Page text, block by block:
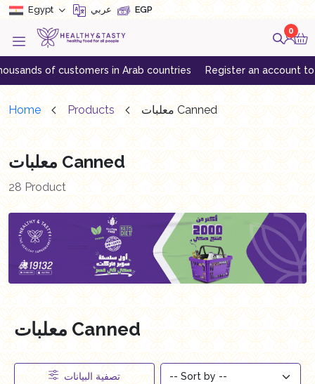
Egypt عربي EGP
0
in Arab countries Register an account to get
Home Products معلبات Canned
معلبات Canned
28 Product
معلبات Canned
تصفية البيانات